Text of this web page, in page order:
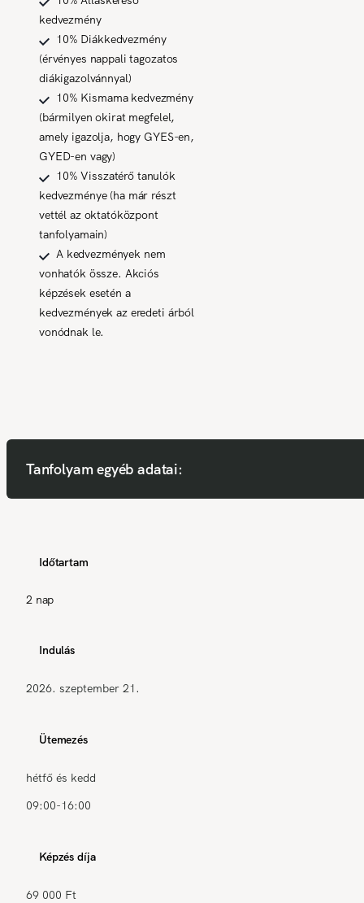
kedvezmény
10% Diákkedvezmény
(érvényes nappali tagozatos
diákigazolvánnyal)
10% Kismama kedvezmény
(bármilyen okirat megfelel,
amely igazolja, hogy GYES-en,
GYED-en vagy)
10% Visszatérő tanulók
kedvezménye (ha már részt
vettél az oktatóközpont
tanfolyamain)
A kedvezmények nem
vonhatók össze. Akciós
képzések esetén a
kedvezmények az eredeti árból
vonódnak le.
Tanfolyam egyéb adatai:
Időtartam
2 nap
Indulás
2026. szeptember 21.
Ütemezés
hétfő és kedd
09:00-16:00
Képzés díja
69 000 Ft